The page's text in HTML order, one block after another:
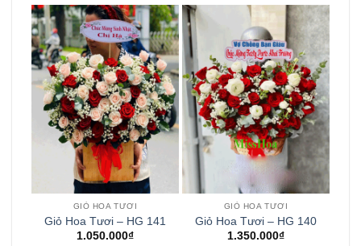
GIỎ HOA TƯƠI
Giỏ Hoa Tươi – HG 141
1.050.000₫
GIỎ HOA TƯƠI
Giỏ Hoa Tươi – HG 140
1.350.000₫